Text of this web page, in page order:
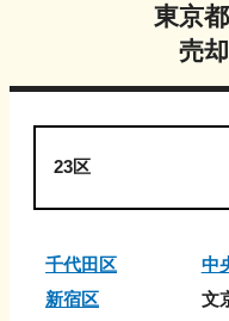
東京都
売
23区
千代田区 中
新宿区
文